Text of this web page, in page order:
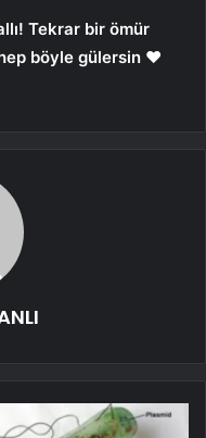
Tekrar bir ömür
böyle gülersin ❤️️